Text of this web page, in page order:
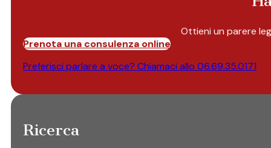
Ottieni un parere
Prenota una consulenza online
Preferisci parlare a voce? Chiamaci allo 06.69.35.0171
Ricerca